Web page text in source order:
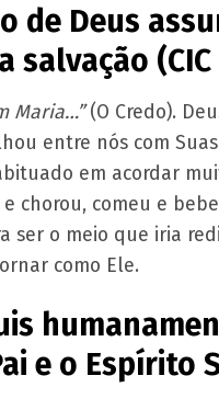
de Deus
(CIC
Maria…”(O Credo).
entre nós com
em acordar
chorou, comeu e
ser o meio que iria
como Ele.
e o Espírito